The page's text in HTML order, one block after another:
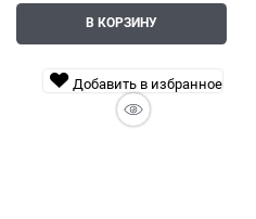
В КОРЗИНУ
Добавить в избранное